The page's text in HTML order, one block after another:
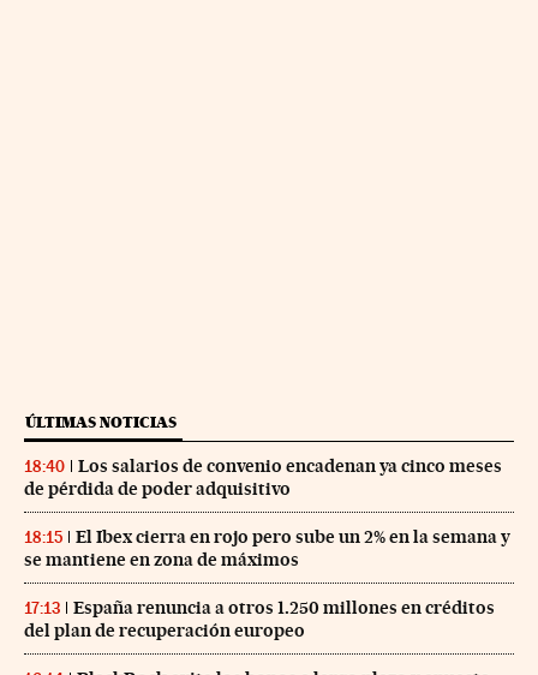
ÚLTIMAS NOTICIAS
18:40
Los salarios de convenio encadenan ya cinco meses
de pérdida de poder adquisitivo
18:15
El Ibex cierra en rojo pero sube un 2% en la semana y
se mantiene en zona de máximos
17:13
España renuncia a otros 1.250 millones en créditos
del plan de recuperación europeo